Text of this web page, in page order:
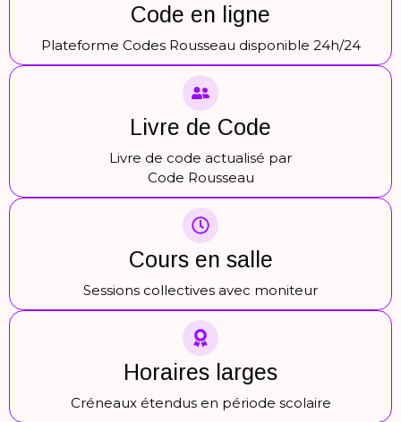
Code en ligne
Plateforme Codes Rousseau disponible 24h/24
Livre de Code
Livre de code actualisé par
Code Rousseau
Cours en salle
Sessions collectives avec moniteur
Horaires larges
Créneaux étendus en période scolaire